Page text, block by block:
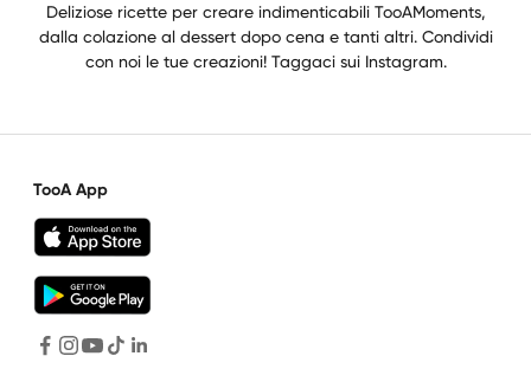
Deliziose ricette per creare indimenticabili TooAMoments,
dalla colazione al dessert dopo cena e tanti altri. Condividi
con noi le tue creazioni! Taggaci sui Instagram.
TooA App